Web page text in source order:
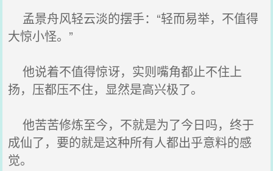
孟景舟风轻云淡的摆手：“轻而易举，不值得
大惊小怪。”
他说着不值得惊讶，实则嘴角都止不住上
扬，压都压不住，显然是高兴极了。
他苦苦修炼至今，不就是为了今日吗，终于
成仙了，要的就是这种所有人都出乎意料的感
觉。